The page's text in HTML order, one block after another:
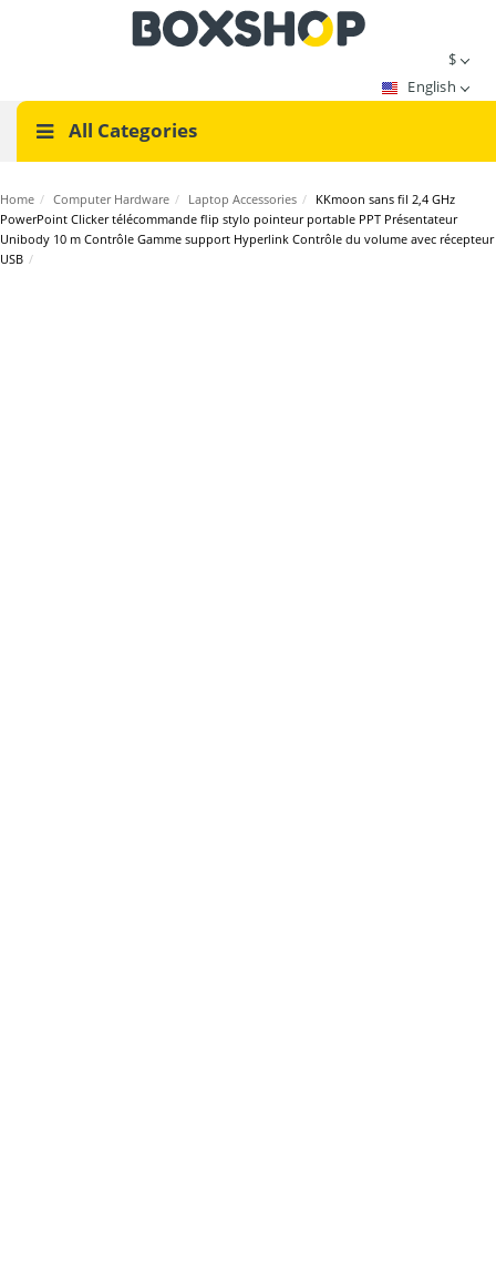
$
English
All Categories
Home / Computer Hardware / Laptop Accessories / KKmoon sans fil 2,4 GHz
PowerPoint Clicker télécommande flip stylo pointeur portable PPT Présentateur
Unibody 10 m Contrôle Gamme support Hyperlink Contrôle du volume avec récepteur
USB /